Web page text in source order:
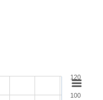
100
120